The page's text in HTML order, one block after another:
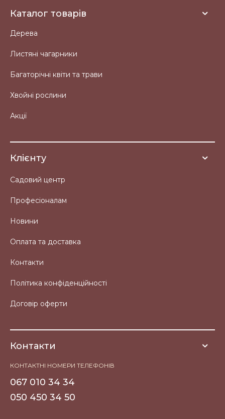
Каталог товарів
Дерева
Листяні чагарники
Багаторічні квіти та трави
Хвойні рослини
Акції
Клієнту
Садовий центр
Професіоналам
Новини
Оплата та доставка
Контакти
Політика конфіденційності
Договір оферти
Контакти
КОНТАКТНІ НОМЕРИ ТЕЛЕФОНІВ
067 010 34 34
050 450 34 50